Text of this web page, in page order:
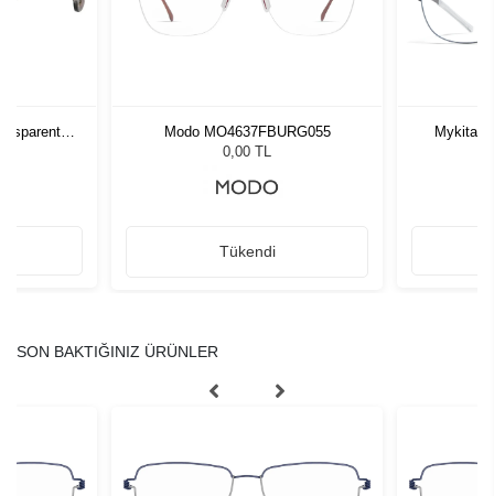
Modo MO4637FBURG055
0,00 TL
Tükendi
Mykita
SON BAKTIĞINIZ ÜRÜNLER